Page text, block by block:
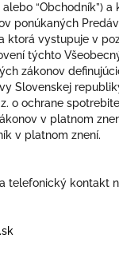
alebo “Obchodník”)
ponúkaných
ktorá vystupuje v
týchto
zákonov
Slovenskej
o ochrane
v platnom
v platnom znení.
telefonický kontakt